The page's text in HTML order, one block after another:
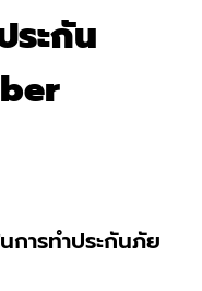
ระกัน
การทำประกันภัย